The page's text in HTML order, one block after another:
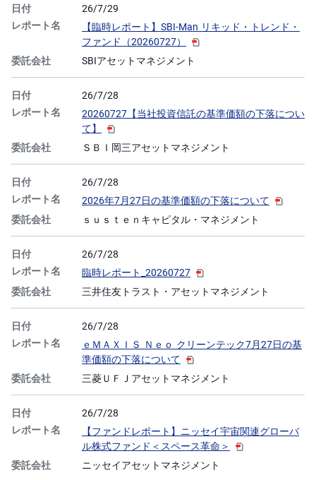
26/7/29
【臨時レポート】SBI-Man リキッド・トレンド・
ファンド（20260727）
SBIアセットマネジメント
26/7/28
20260727【当社投資信託の基準価額の下落につい
て】
ＳＢＩ岡三アセットマネジメント
26/7/28
2026年7月27日の基準価額の下落について
ｓｕｓｔｅｎキャピタル・マネジメント
26/7/28
臨時レポート_20260727
三井住友トラスト・アセットマネジメント
26/7/28
ｅＭＡＸＩＳ Ｎｅｏ クリーンテック7月27日の基
準価額の下落について
三菱ＵＦＪアセットマネジメント
26/7/28
【ファンドレポート】ニッセイ宇宙関連グローバ
ル株式ファンド＜スペース革命＞
ニッセイアセットマネジメント